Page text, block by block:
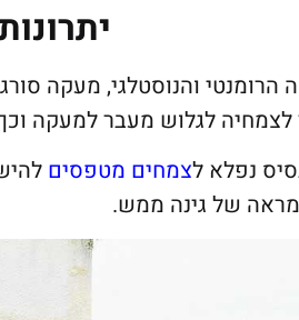
לגלוש מעבר למעקה
נפלא לצמחים מטפסים
של גינה ממש.